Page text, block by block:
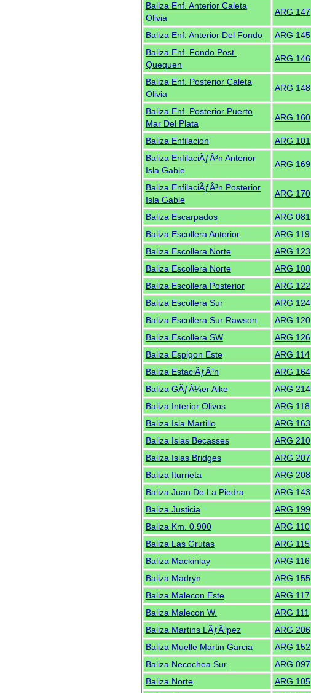
Baliza Enf. Anterior Caleta
Olivia
ARG 147
Baliza Enf. Anterior Del Fondo ARG 145
Baliza Enf. Fondo Post.
Quequen
ARG 146
Baliza Enf. Posterior Caleta
Olivia
ARG 148
Baliza Enf. Posterior Puerto
Mar Del Plata
ARG 160
Baliza Enfilacion ARG 101
Baliza EnfilaciÃƒÂ³n Anterior
Isla Gable
ARG 169
Baliza EnfilaciÃƒÂ³n Posterior
Isla Gable
ARG 170
Baliza Escarpados ARG 081
Baliza Escollera Anterior
ARG 119
Baliza Escollera Norte
ARG 123
Baliza Escollera Norte
ARG 108
Baliza Escollera Posterior
ARG 122
Baliza Escollera Sur
ARG 124
Baliza Escollera Sur Rawson
ARG 120
Baliza Escollera SW
ARG 126
Baliza Espigon Este
ARG 114
Baliza EstaciÃƒÂ³n
ARG 164
Baliza GÃƒÂ¼er Aike
ARG 214
Baliza Interior Olivos
ARG 118
Baliza Isla Martillo
ARG 163
Baliza Islas Becasses
ARG 210
Baliza Islas Bridges
ARG 207
Baliza Iturrieta
ARG 208
Baliza Juan De La Piedra
ARG 143
Baliza Justicia
ARG 199
Baliza Km. 0.900
ARG 110
Baliza Las Grutas
ARG 115
Baliza Mackinlay
ARG 116
Baliza Madryn
ARG 155
Baliza Malecon Este
ARG 117
Baliza Malecon W.
ARG 111
Baliza Martins LÃƒÂ³pez
ARG 206
Baliza Muelle Martin Garcia
ARG 152
Baliza Necochea Sur
ARG 097
Baliza Norte
ARG 105